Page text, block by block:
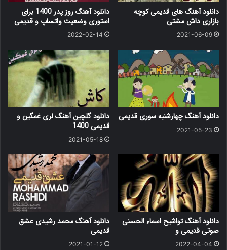
دانلود آهنگ های قدیمی کوچه
بازاری داش مشتی
2021-06-09
دانلود آهنگ روز پدر 1400 برای
استوری وضعیت واتساپ و قدیمی
2022-02-14
دانلود آهنگ چهارشنبه سوری قدیمی
2021-05-23
دانلود گلچین آهنگ لری غمگین و
قدیمی 1400
2021-05-18
دانلود آهنگ تواشیح اسماء الحسنی
صوتی قدیمی و
2022-04-04
دانلود آهنگ محمد رشیدی عشق
قدیمی
2021-01-12